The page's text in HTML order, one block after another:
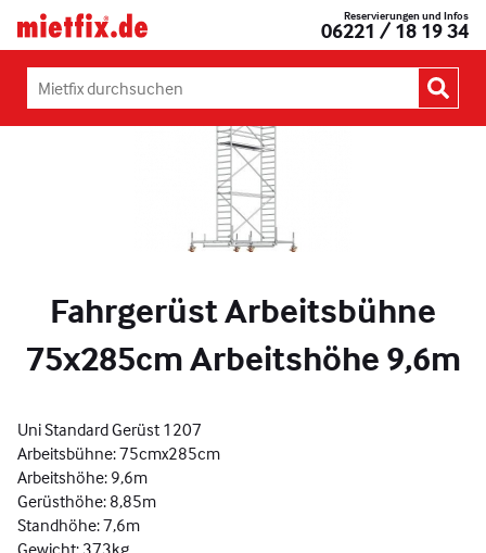
Inhalt
Mietfix®
Geräte
Maschinen
mieten
in
Reservierungen und Infos
06221 / 18 19 34
durchsuchen:
Fahrgerüst Arbeitsbühne
75x285cm Arbeitshöhe 9,6m
Uni Standard Gerüst 1207
Arbeitsbühne: 75cmx285cm
Arbeitshöhe: 9,6m
Gerüsthöhe: 8,85m
Standhöhe: 7,6m
Gewicht: 373kg